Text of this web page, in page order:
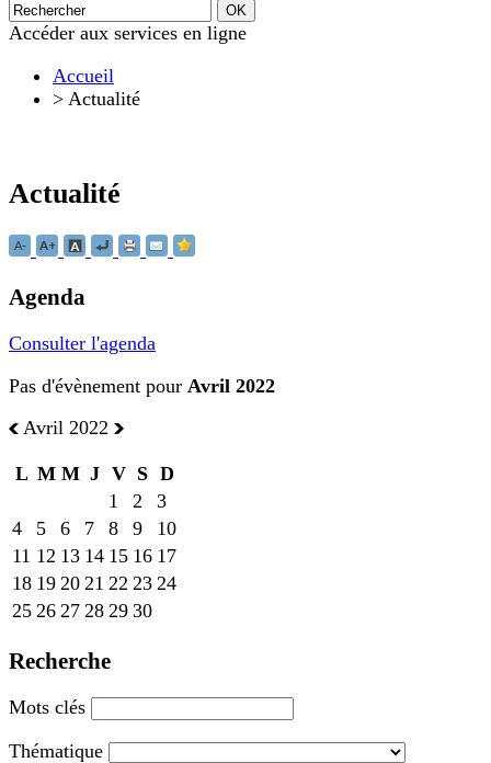
Accéder aux services en ligne
Accueil
> Actualité
Actualité
Agenda
Consulter l'agenda
Pas d'évènement pour Avril 2022
Avril 2022
L M M J V S D
1
2
3
4
5 6 7 8 9
10
11 12 13 14 15 16 17
18 19 20 21 22 23 24
25 26 27 28 29 30
Recherche
Mots clés
Thématique